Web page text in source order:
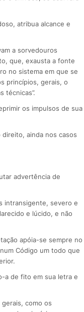
atribua alcance e
a sorvedouros
que, exausta a fonte
no sistema em que se
princípios, gerais, o
técnicas”.
os impulsos de sua
direito, ainda nos casos
advertência de
intransigente, severo e
e lúcido, e não
apóia-se sempre no
Código um todo que
a de fito em sua letra e
como os